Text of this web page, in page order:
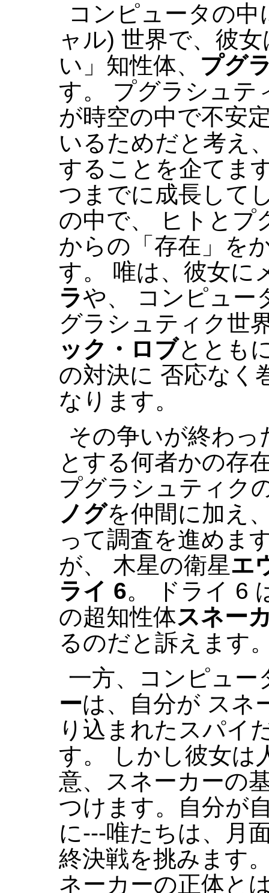
コンピュータの
ャル) 世界で、彼
い」知性体、 プグ
す。 プグラシュテ
が時空の中で不安
いるためだと考え
することを企てま
つまでに成長して
の中で、 ヒトとプ
からの「存在」を
す。 唯は、彼女に
ラや、 コンピュー
グラシュティク世
ック・ロブととも
の対決に 否応なく
なります。
その争いが終わっ
とする何者かの存
プグラシュティク
ノグを仲間に加え
って調査を進めま
が、 木星の衛星エ
ライ 6。 ドライ 6
の超知性体スネー
るのだと訴えます
一方、コンピュー
ーは、自分が スネ
り込まれたスパイ
す。 しかし彼女は
意、スネーカーの
つけます。自分が
に---唯たちは、月
終決戦を挑みます
ネーカーの正体と